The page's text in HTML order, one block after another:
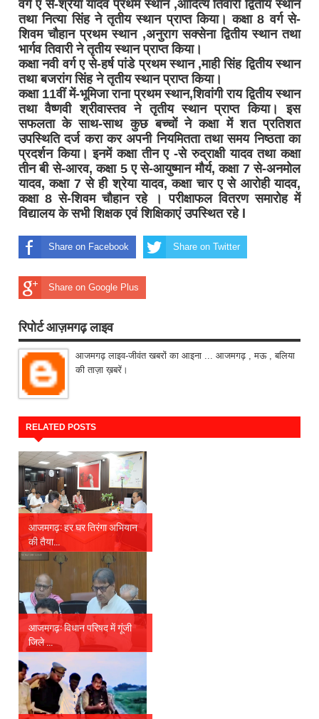
वर्ग ए से-श्रेया यादव प्रथम स्थान ,आदित्य तिवारी द्वितीय स्थान
तथा नित्या सिंह ने तृतीय स्थान प्राप्त किया। कक्षा 8 वर्ग से-
शिवम चौहान प्रथम स्थान ,अनुराग सक्सेना द्वितीय स्थान तथा
भार्गव तिवारी ने तृतीय स्थान प्राप्त किया।
कक्षा नवी वर्ग ए से-हर्ष पांडे प्रथम स्थान ,माही सिंह द्वितीय स्थान
तथा बजरांग सिंह ने तृतीय स्थान प्राप्त किया।
कक्षा 11वीं में-भूमिजा राना प्रथम स्थान,शिवांगी राय द्वितीय स्थान
तथा वैष्णवी श्रीवास्तव ने तृतीय स्थान प्राप्त किया। इस
सफलता के साथ-साथ कुछ बच्चों ने कक्षा में शत प्रतिशत
उपस्थिति दर्ज करा कर अपनी नियमितता तथा समय निष्ठता का
प्रदर्शन किया। इनमें कक्षा तीन ए -से रुद्राक्षी यादव तथा कक्षा
तीन बी से-आरव, कक्षा 5 ए से-आयुष्मान मौर्य, कक्षा 7 से-अनमोल
यादव, कक्षा 7 से ही श्रेया यादव, कक्षा चार ए से आरोही यादव,
कक्षा 8 से-शिवम चौहान रहे । परीक्षाफल वितरण समारोह में
विद्यालय के सभी शिक्षक एवं शिक्षिकाएं उपस्थित रहे l
Share on Facebook Share on Twitter
Share on Google Plus
रिपोर्ट आज़मगढ़ लाइव
आजमगढ़ लाइव-जीवंत खबरों का आइना ... आजमगढ़ , मऊ , बलिया
की ताज़ा ख़बरें।
RELATED POSTS
आजमगढ़: हर घर तिरंगा अभियान
की तैया...
आजमगढ़: विधान परिषद में गूंजी
जिले ...